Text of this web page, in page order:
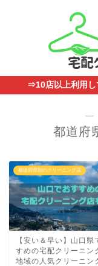
⇒10店以上利用し
―
都道府
都道府県別のクリーニング店
【安い＆早い】山口県
すめの宅配クリーニン
地域の人気クリーニン